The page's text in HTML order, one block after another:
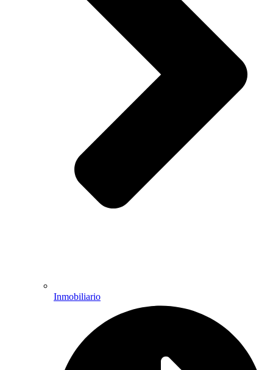
Inmobiliario